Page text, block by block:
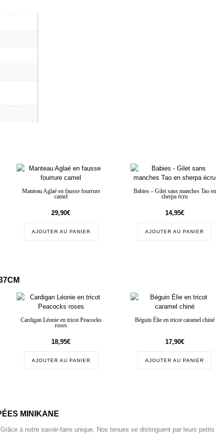
Manteau Aglaé en fausse fourrure
camel
29,90€
AJOUTER AU PANIER
Babies – Gilet sans manches Tao en
sherpa écru
14,95€
AJOUTER AU PANIER
Cardigan Léonie en tricot Peacocks
roses
18,95€
AJOUTER AU PANIER
Béguin Élie en tricot caramel chiné
17,90€
AJOUTER AU PANIER
MINIKANE
à notre savoir-faire unique, Nos tenues se distinguent par leurs petits